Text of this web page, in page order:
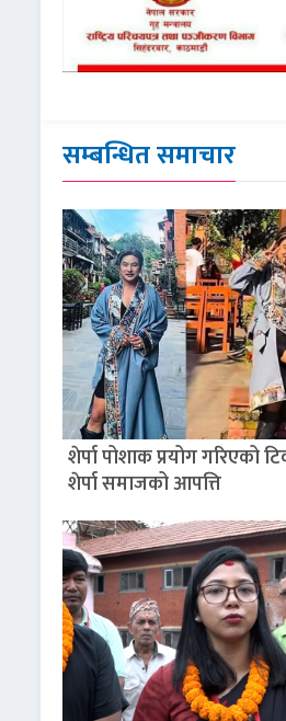
सम्बन्धित समाचार
शेर्पा पोशाक प्रयोग गरिएको
शेर्पा समाजको आपत्ति